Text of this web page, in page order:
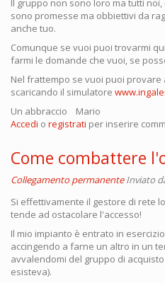
sono promesse ma obbiettivi da
anche tuo.
Comunque se vuoi puoi trovarmi qui
farmi le domande che vuoi, se
Nel frattempo se vuoi puoi
scaricando il simulatore
Un abbraccio Mario
Accedi o registrati per inserire
Come combattere
Collegamento permanente Inviato
Si effettivamente il gestore di rete
tende ad ostacolare l'accesso!
Il mio impianto è entrato in
accingendo a farne un altro in un
avvalendomi del gruppo di
esisteva).